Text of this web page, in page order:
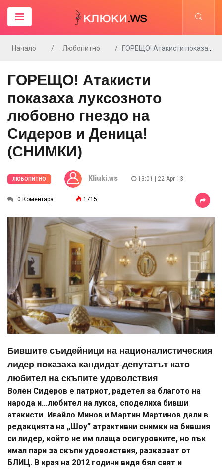
Начало Любопитно ГОРЕЩО! Атакисти показаха луксозното любовно гнездо на Сидеров и Деница! (СНИМКИ)
ГОРЕЩО! Атакисти
показаха луксозното
любовно гнездо на
Сидеров и Деница!
(СНИМКИ)
ЛЮБОПИТНО Kliuki.ws 13:01 | 22 Apr 13
0 Коментара 1715
Бившите съидейници на националистическия
лидер показаха кандидат-депутатът като
любител на скъпите удоволствия
Волен Сидеров е патриот, радетел за благото на
народа и...любител на лукса, споделиха бивши
атакисти. Ивайло Минов и Мартин Мартинов дали в
редакцията на „Шоу” атрактивни снимки на бившия
си лидер, който не им плаща осигуровките, но пък
имал пари за скъпи удоволствия, разказват от
БЛИЦ. В края на 2012 години видя бял свят и